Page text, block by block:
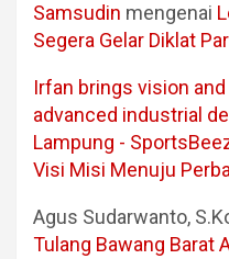
Samsudin mengenai
Segera Gelar Diklat
Irfan brings vision
advanced industrial
Lampung -
Visi Misi Menuju
Agus Sudarwanto,
Tulang Bawang Barat